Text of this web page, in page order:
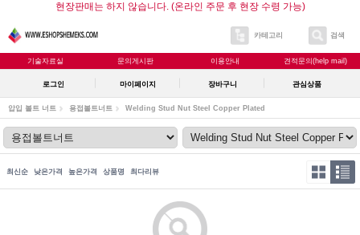
현장판매는 하지 않습니다. (온라인 주문 후 현장 수령 가능)
카테고리 검색
기술자료실 문의게시판 이용안내 견적문의(help mail)
로그인 마이페이지 장바구니 관심상품
압입 볼트 너트 용접볼트너트 Welding Stud Nut Steel Copper Plated
최신순 낮은가격 높은가격 상품명 최다리뷰